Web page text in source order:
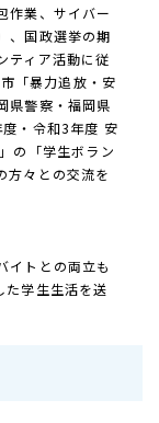
作業、サイバー
、国政選挙の期
ティア活動に従
「暴力追放・安
県警察・福岡県
・令和3年度 安
の「学生ボラン
方々との交流を
イトとの両立も
た学生生活を送